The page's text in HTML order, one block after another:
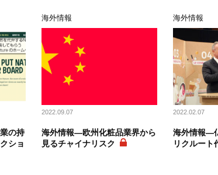
の持
ショ
海外情報
2022.09.07
海外情報―欧州化粧品業界から
見るチャイナリスク
海外情報
2022.02.07
海外情報―
リクルート